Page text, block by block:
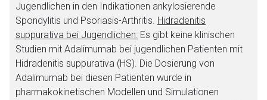
Jugendlichen in den Indikationen ankylosierende
Spondylitis und Psoriasis-Arthritis. Hidradenitis
suppurativa bei Jugendlichen: Es gibt keine klinischen
Studien mit Adalimumab bei jugendlichen Patienten mit
Hidradenitis suppurativa (HS). Die Dosierung von
Adalimumab bei diesen Patienten wurde in
pharmakokinetischen Modellen und Simulationen